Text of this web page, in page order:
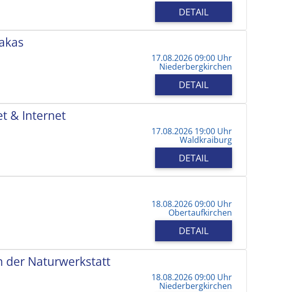
DETAIL
17.08.2026 09:00 Uhr
Niederbergkirchen
DETAIL
& Internet
17.08.2026 19:00 Uhr
Waldkraiburg
DETAIL
18.08.2026 09:00 Uhr
Obertaufkirchen
DETAIL
der Naturwerkstatt
18.08.2026 09:00 Uhr
Niederbergkirchen